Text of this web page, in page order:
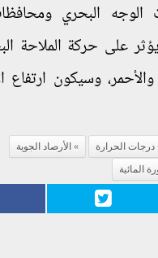
الوجه البحري
على حركة الملاحة
وسيكون ارتفاع
درجات الحرارة
الأرصاد الجوية
المائية